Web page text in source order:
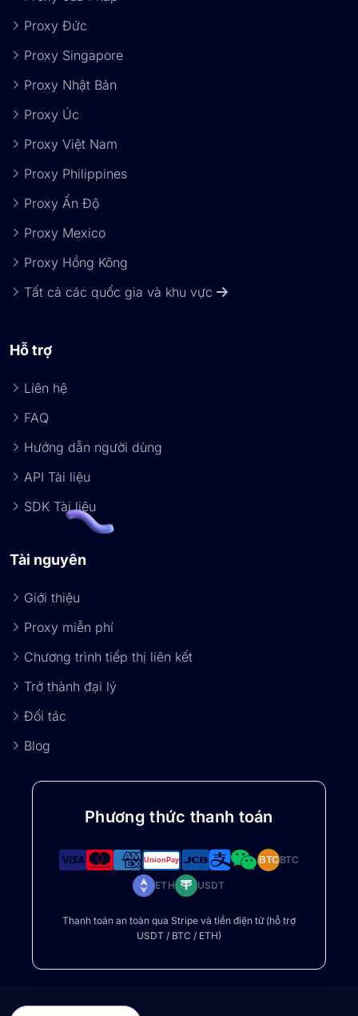
Proxy Đức
Proxy Singapore
Proxy Nhật Bản
Proxy Úc
Proxy Việt Nam
Proxy Philippines
Proxy Ấn Độ
Proxy Mexico
Proxy Hồng Kông
Tất cả các quốc gia và khu vực
Hỗ trợ
Liên hệ
FAQ
Hướng dẫn người dùng
API Tài liệu
SDK Tài liệu
Tài nguyên
Giới thiệu
Proxy miễn phí
Chương trình tiếp thị liên kết
Trở thành đại lý
Đối tác
Blog
Phương thức thanh toán
BTCBTC
ETH USDT
Thanh toán an toàn qua Stripe và tiền điện tử (hỗ trợ
USDT / BTC / ETH)